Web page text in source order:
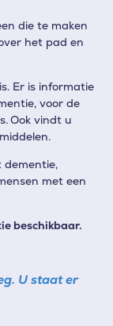
die te maken
het pad en
Er is informatie
voor de
Ook vindt u
dementie,
met een
beschikbaar.
U staat er